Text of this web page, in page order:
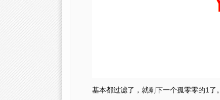
基本都过滤了，就剩下一个孤零零的1了。